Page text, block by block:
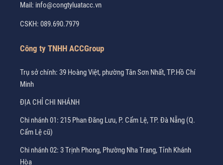
Mail: info@congtyluatacc.vn
CSKH: 089.690.7979
Công ty TNHH ACCGroup
Trụ sở chính: 39 Hoàng Việt, phường Tân Sơn Nhất, TP.Hồ Chí
Minh
ĐỊA CHỈ CHI NHÁNH
Chi nhánh 01: 215 Phan Đăng Lưu, P. Cẩm Lệ, TP. Đà Nẵng (Q.
Cẩm Lệ cũ)
Chi nhánh 02: 3 Trịnh Phong, Phường Nha Trang, Tỉnh Khánh
Hòa